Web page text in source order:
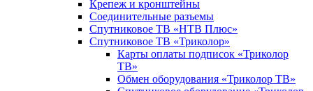
Крепеж и кронштейны
Соединительные разъемы
Спутниковое ТВ «НТВ Плюс»
Спутниковое ТВ «Триколор»
Карты оплаты подписок «Триколор
ТВ»
Обмен оборудования «Триколор ТВ»